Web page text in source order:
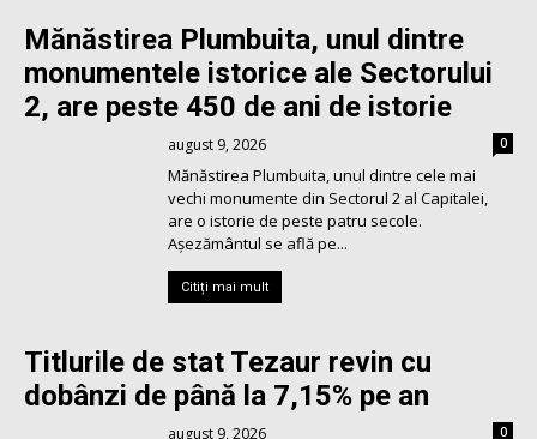
Mănăstirea Plumbuita, unul dintre
monumentele istorice ale Sectorului
2, are peste 450 de ani de istorie
august 9, 2026 0
Mănăstirea Plumbuita, unul dintre cele mai
vechi monumente din Sectorul 2 al Capitalei,
are o istorie de peste patru secole.
Așezământul se află pe...
Citiți mai mult
Titlurile de stat Tezaur revin cu
dobânzi de până la 7,15% pe an
august 9, 2026 0